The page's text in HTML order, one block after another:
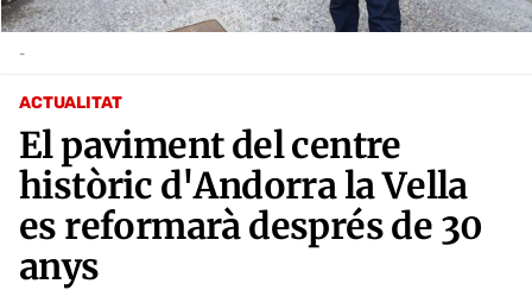
ACTUALITAT
El paviment del centre
històric d'Andorra la Vella
es reformarà després de 30
anys
-